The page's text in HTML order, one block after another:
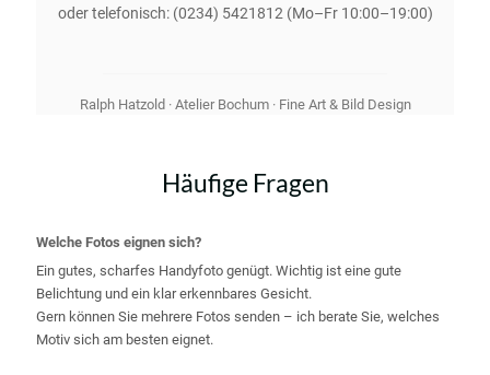
oder telefonisch: (0234) 5421812 (Mo–Fr 10:00–19:00)
Ralph Hatzold · Atelier Bochum · Fine Art & Bild Design
Häufige Fragen
Welche Fotos eignen sich?
Ein gutes, scharfes Handyfoto genügt. Wichtig ist eine gute
Belichtung und ein klar erkennbares Gesicht.
Gern können Sie mehrere Fotos senden – ich berate Sie, welches
Motiv sich am besten eignet.